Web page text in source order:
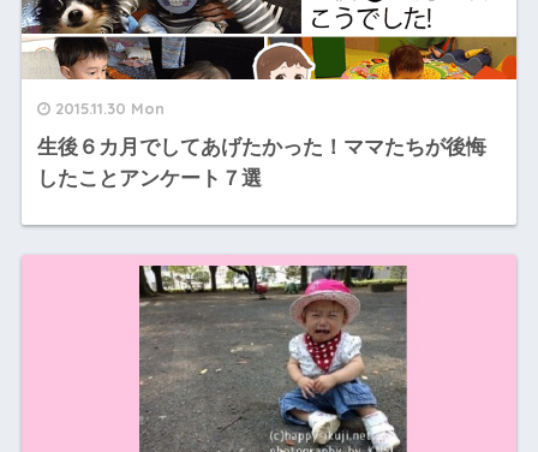
2015.11.30 Mon
生後６カ月でしてあげたかった！ママたちが後悔
したことアンケート７選